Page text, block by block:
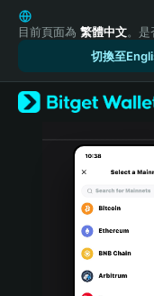
English
日本語
Русский
Español
Türkçe
Português (Portugal)
Bahasa Indonesia
目前頁面為 繁體中文。是
切換至